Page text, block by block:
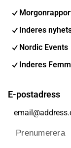
Inderes
Nordic Events
Inderes
E-postadress
Prenumerera